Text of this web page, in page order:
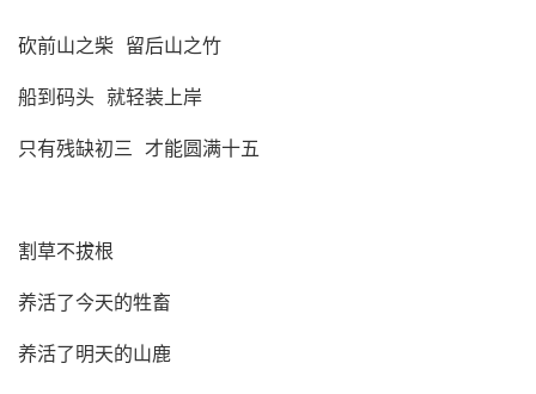
砍前山之柴 留后山之竹
船到码头 就轻装上岸
只有残缺初三 才能圆满十五
割草不拔根
养活了今天的牲畜
养活了明天的山鹿